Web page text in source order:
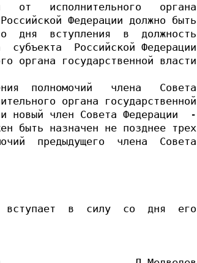
от   исполнительного   органа
Федерации должно быть
дня  вступления  в  должность
Российской Федерации
органа государственной власти
полномочий   члена   Совета
органа государственной
новый член Совета Федерации  -
быть назначен не позднее трех
предыдущего  члена  Совета
в  силу  со  дня  его